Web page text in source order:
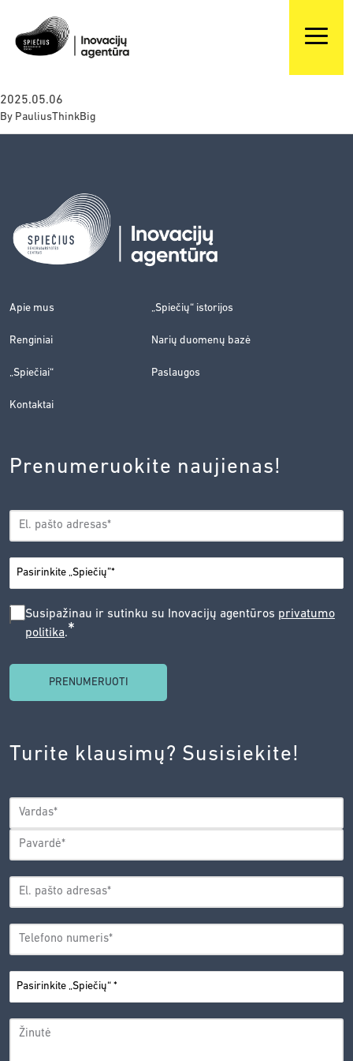
2025.05.06
By PauliusThinkBig
Apie mus „Spiečių“ istorijos
Renginiai Narių duomenų bazė
„Spiečiai“ Paslaugos
Kontaktai
Prenumeruokite naujienas!
EL.
PAŠTAS*
MIESTAS*
SUSIPAŽINAU
SUTINKU
AGENTŪROS
PRIVATUMO
POLITIKA.*
Susipažinau ir sutinku su Inovacijų agentūros privatumo
politika.*
Turite klausimų? Susisiekite!
VARDAS*
Vardas
EL.
ADRESAS*
TELEFONO
NUMERIS*
PASIRINKITE
„SPIEČIŲ“*
ŽINUTĖ